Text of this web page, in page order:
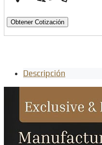
Obtener Cotización
Descripción